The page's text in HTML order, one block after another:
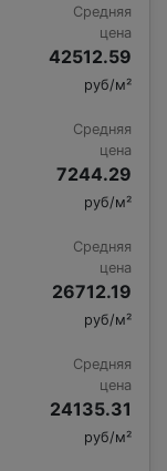
Средняя
цена
42512.59
руб/м²
Средняя
цена
7244.29
руб/м²
Средняя
цена
26712.19
руб/м²
Средняя
цена
24135.31
руб/м²